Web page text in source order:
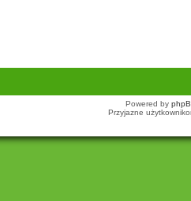
Powered by
Przyjazne